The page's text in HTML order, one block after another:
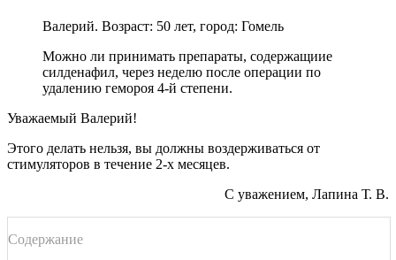
Валерий. Возраст: 50 лет, город: Гомель
Можно ли принимать препараты, содержащиие
силденафил, через неделю после операции по
удалению гемороя 4-й степени.
Уважаемый Валерий!
Этого делать нельзя, вы должны воздерживаться от
стимуляторов в течение 2-х месяцев.
С уважением, Лапина Т. В.
Содержание